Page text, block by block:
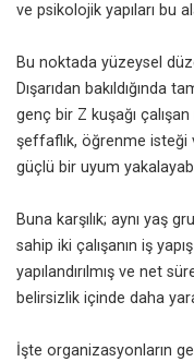
ve psikolojik yapıları bu
Bu noktada yüzeysel
Dışarıdan bakıldığında
genç bir Z kuşağı
şeffaflık, öğrenme isteği
güçlü bir uyum
Buna karşılık; aynı yaş
sahip iki çalışanın iş
yapılandırılmış ve net
belirsizlik içinde daha
İşte organizasyonların